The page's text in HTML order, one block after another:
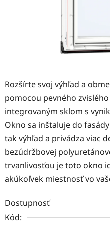
Rozšírte svoj výhľad a
pomocou pevného
integrovaným sklom s
Okno sa inštaluje do
tak výhľad a privádza viac
bezúdržbovej
trvanlivosťou je toto okno
akúkoľvek miestnosť vo
Dostupnosť
Kód: